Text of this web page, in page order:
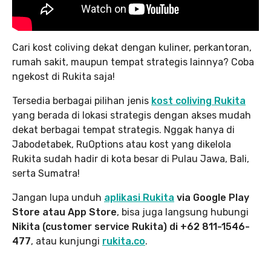
Cari kost coliving dekat dengan kuliner, perkantoran,
rumah sakit, maupun tempat strategis lainnya? Coba
ngekost di Rukita saja!
Tersedia berbagai pilihan jenis kost coliving Rukita
yang berada di lokasi strategis dengan akses mudah
dekat berbagai tempat strategis. Nggak hanya di
Jabodetabek, RuOptions atau kost yang dikelola
Rukita sudah hadir di kota besar di Pulau Jawa, Bali,
serta Sumatra!
Jangan lupa unduh aplikasi Rukita via Google Play
Store atau App Store, bisa juga langsung hubungi
Nikita (customer service Rukita) di +62 811-1546-
477, atau kunjungi rukita.co.